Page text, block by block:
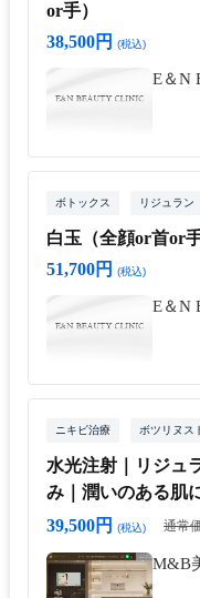
or手）
38,500円
(税込)
E＆N
ボトックス リジュラン
白玉（全顔or首or手
51,700円
(税込)
E＆N
ニキビ治療 ボツリヌス
水光注射｜リジュ
み｜潤いのある肌
39,500円
(税込) 通常
M&B